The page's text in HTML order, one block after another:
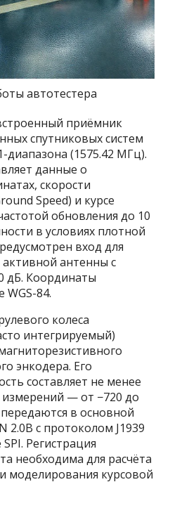
автотестера
приёмник
спутниковых систем
диапазона (1575.42 МГц).
данные о
скорости
Speed) и курсе
обновления до 10
в условиях плотной
вход для
антенны с
дБ. Координаты
84.
колеса
интегрируемый)
энкодера. Его
составляет не менее
измерений — от −720 до
в основной
2.0B с протоколом J1939
Регистрация
необходима для расчёта
моделирования курсовой